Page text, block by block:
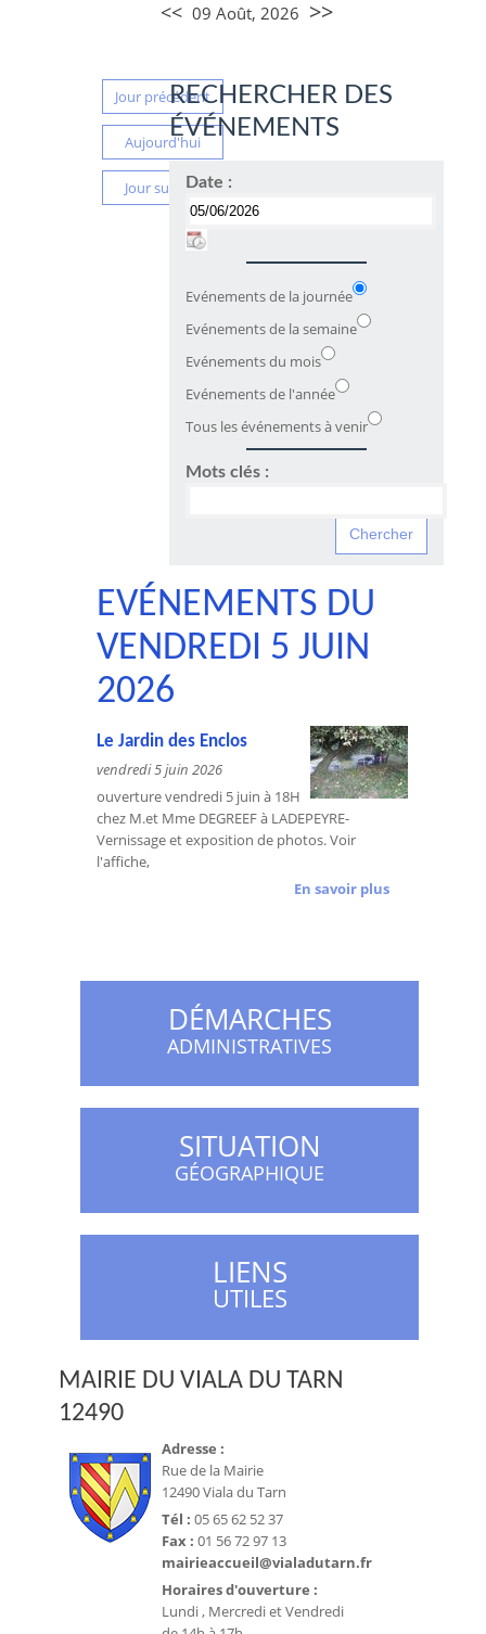
<< 09 Août, 2026 >>
Jour précédent
Aujourd'hui
Jour suivant
RECHERCHER DES
ÉVÉNEMENTS
Date :
Evénements de la journée
Evénements de la semaine
Evénements du mois
Evénements de l'année
Tous les événements à venir
Mots clés :
EVÉNEMENTS DU
VENDREDI 5 JUIN
2026
Le Jardin des Enclos
vendredi 5 juin 2026
ouverture vendredi 5 juin à 18H
chez M.et Mme DEGREEF à LADEPEYRE-
Vernissage et exposition de photos. Voir
l'affiche,
En savoir plus
DÉMARCHES
ADMINISTRATIVES
SITUATION
GÉOGRAPHIQUE
LIENS
UTILES
MAIRIE DU VIALA DU TARN
12490
Adresse :
Rue de la Mairie
12490 Viala du Tarn
Tél : 05 65 62 52 37
Fax : 01 56 72 97 13
mairieaccueil@vialadutarn.fr
Horaires d'ouverture :
Lundi , Mercredi et Vendredi